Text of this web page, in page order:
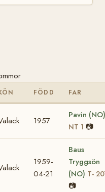
FÖDD FAR
1957
Pavin (NO)
NT 1 📷
1959-
04-21
Baus
Tryggsön
(NO) T-
📷